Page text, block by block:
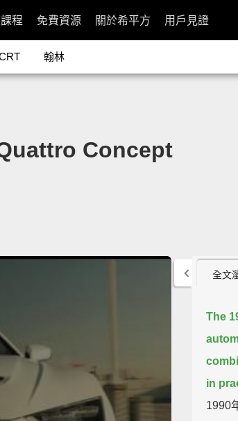
程 免費資源 關於希平方 用戶見證
翰林
Concept
全文
The
in
1990